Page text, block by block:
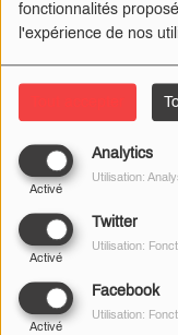
fonctionnalités
l'expérience de nos
Analytics
Activé
Utilisation:
Twitter
Activé
Utilisation:
Facebook
Activé
Utilisation: